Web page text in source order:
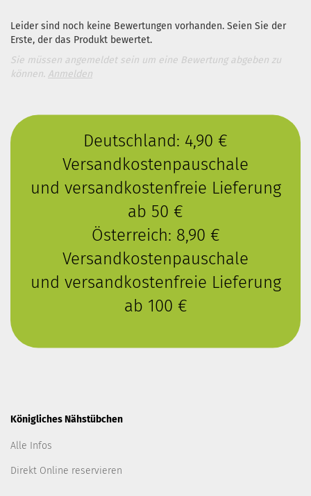
Leider sind noch keine Bewertungen vorhanden. Seien Sie der
Erste, der das Produkt bewertet.
Sie müssen angemeldet sein um eine Bewertung abgeben zu
können. Anmelden
Deutschland: 4,90 €
Versandkostenpauschale
und versandkostenfreie Lieferung
ab 50 €
Österreich: 8,90 €
Versandkostenpauschale
und versandkostenfreie Lieferung
ab 100 €
Königliches Nähstübchen
Alle Infos
Direkt Online reservieren